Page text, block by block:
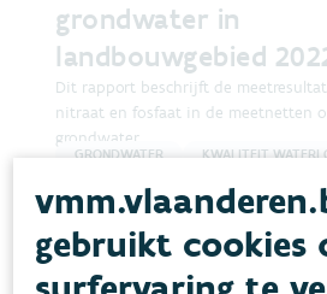
grondwater in
landbouwgebied
Dit rapport beschrijft de
nitraat en fosfaat in de meetnetten
grondwater.
GRONDWATER KWALITEIT
Lees meer
gebruikt cookies